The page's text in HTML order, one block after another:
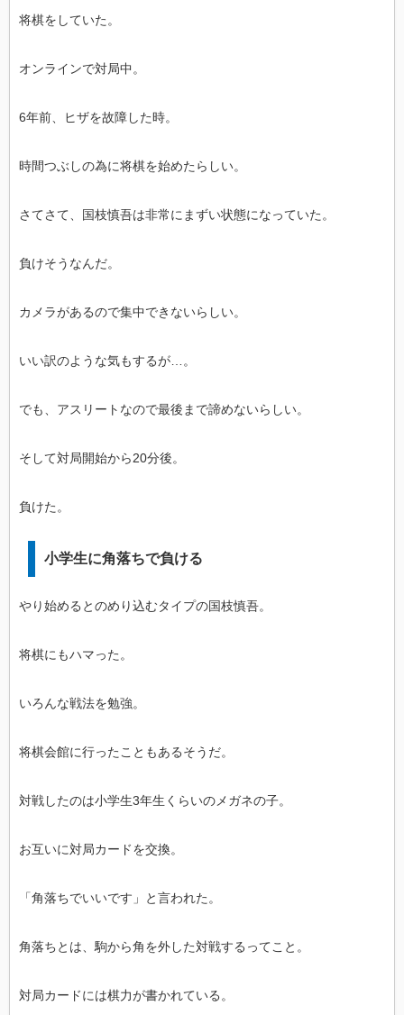
将棋をしていた。
オンラインで対局中。
6年前、ヒザを故障した時。
時間つぶしの為に将棋を始めたらしい。
さてさて、国枝慎吾は非常にまずい状態になっていた。
負けそうなんだ。
カメラがあるので集中できないらしい。
いい訳のような気もするが…。
でも、アスリートなので最後まで諦めないらしい。
そして対局開始から20分後。
負けた。
小学生に角落ちで負ける
やり始めるとのめり込むタイプの国枝慎吾。
将棋にもハマった。
いろんな戦法を勉強。
将棋会館に行ったこともあるそうだ。
対戦したのは小学生3年生くらいのメガネの子。
お互いに対局カードを交換。
「角落ちでいいです」と言われた。
角落ちとは、駒から角を外した対戦するってこと。
対局カードには棋力が書かれている。